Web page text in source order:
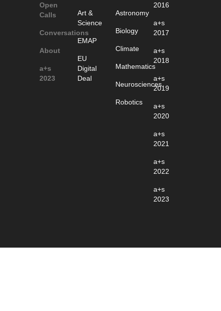
Open
Calls
Conversations
About
a+s
2023
Art &
Science
EMAP
EU
Digital
Deal
Astronomy
Biology
Climate
Mathematics
Neurosciences
Robotics
2016
a+s
2017
a+s
2018
a+s
2019
a+s
2020
a+s
2021
a+s
2022
a+s
2023